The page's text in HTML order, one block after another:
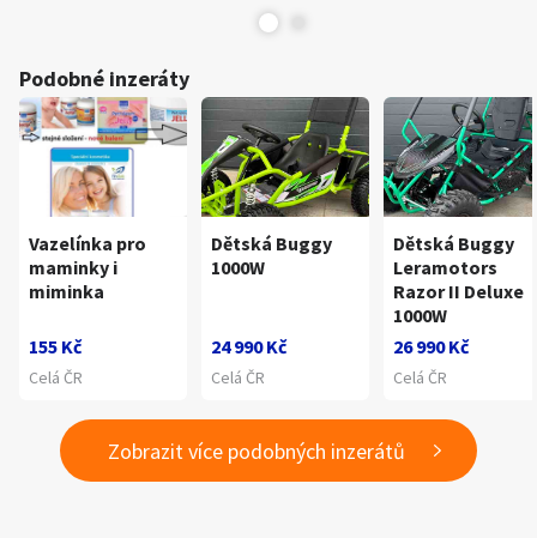
Podobné inzeráty
Vazelínka pro
maminky i
miminka
155 Kč
Celá ČR
Dětská Buggy
1000W
24 990 Kč
Celá ČR
Dětská Buggy
Leramotors
Razor II Deluxe
1000W
26 990 Kč
Celá ČR
Zobrazit více podobných inzerátů